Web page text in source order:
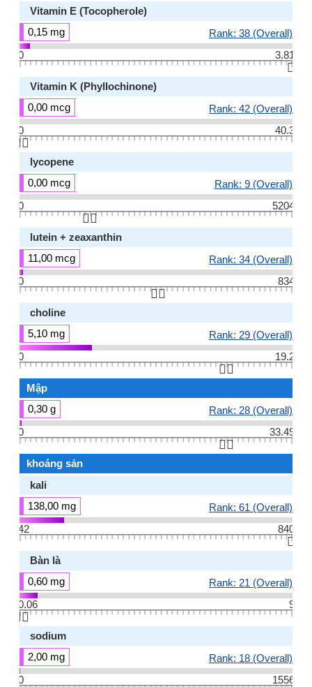
Vitamin E (Tocopherole)
0,15 mg
Rank: 38 (Overall)
0
3.81
👆🏻
Vitamin K (Phyllochinone)
0,00 mcg
Rank: 42 (Overall)
0
40.3
👆🏻
lycopene
0,00 mcg
Rank: 9 (Overall)
0
5204
👆🏻
lutein + zeaxanthin
11,00 mcg
Rank: 34 (Overall)
0
834
👆🏻
choline
5,10 mg
Rank: 29 (Overall)
0
19.2
👆🏻
Mập
0,30 g
Rank: 28 (Overall)
0
33.49
👆🏻
khoáng sản
kali
138,00 mg
Rank: 61 (Overall)
42
840
👆🏻
Bàn là
0,60 mg
Rank: 21 (Overall)
0.06
9
👆🏻
sodium
2,00 mg
Rank: 18 (Overall)
0
1556